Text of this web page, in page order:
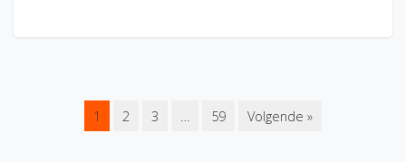
1 2 3 … 59 Volgende »